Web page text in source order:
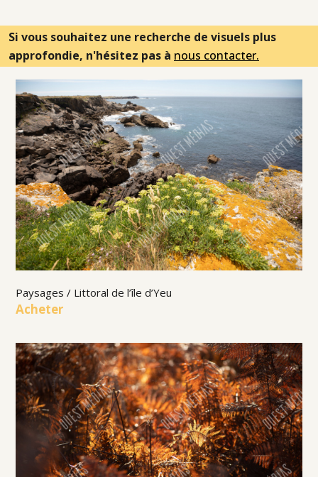
Si vous souhaitez une recherche de visuels plus
approfondie, n'hésitez pas à nous contacter.
Paysages / Littoral de l’île d’Yeu
Acheter